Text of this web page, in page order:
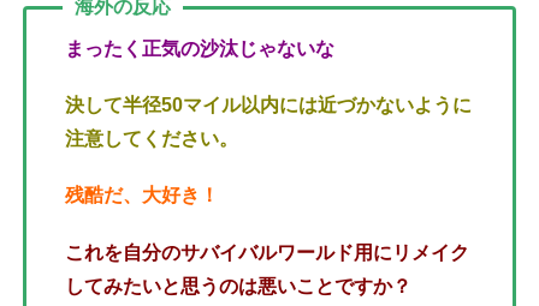
海外の反応
まったく正気の沙汰じゃないな
決して半径50マイル以内には近づかないように
注意してください。
残酷だ、大好き！
これを自分のサバイバルワールド用にリメイク
してみたいと思うのは悪いことですか？